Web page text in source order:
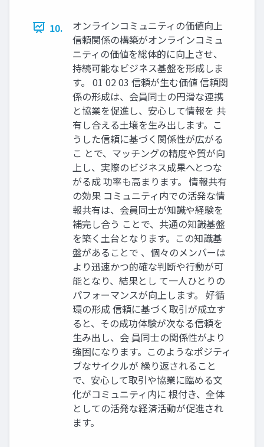
10.
オンラインコミュニティの価値向上
信頼関係の構築がオンラインコミュ
ニティの価値を総体的に向上させ、
持続可能なビジネス基盤を形成しま
す。 01 02 03 信頼が生む価値 信頼関
係の形成は、会員同士の円滑な連携
と協業を促進し、安心して情報を 共
有し合える土壌を生み出します。こ
うした信頼に基づく関係性が広がる
こ とで、マッチングの精度や質が向
上し、実際のビジネス成果へとつな
がる成 功率も高まります。 情報共有
の効果 コミュニティ内での活発な情
報共有は、会員同士が知識や経験を
補完し合う ことで、共通の知識基盤
を築く土台となります。この知識基
盤があることで 、個々のメンバーは
より迅速かつ的確な判断や行動が可
能となり、結果とし て一人ひとりの
パフォーマンスが向上します。 好循
環の形成 信頼に基づく取引が成立す
ると、その成功体験が次なる信頼を
生み出し、会 員同士の関係性がより
強固になります。このようなポジティ
ブなサイクルが 繰り返されること
で、安心して取引や協業に臨める文
化がコミュニティ内に 根付き、全体
としての活発な経済活動が促進され
ます。